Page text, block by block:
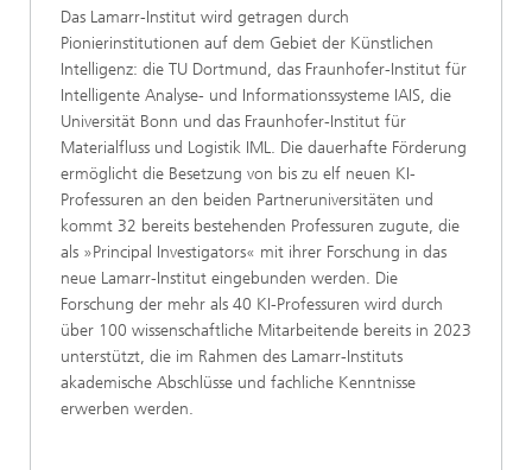
Das Lamarr-Institut wird getragen durch
Pionierinstitutionen auf dem Gebiet der Künstlichen
Intelligenz: die TU Dortmund, das Fraunhofer-Institut für
Intelligente Analyse- und Informationssysteme IAIS, die
Universität Bonn und das Fraunhofer-Institut für
Materialfluss und Logistik IML. Die dauerhafte Förderung
ermöglicht die Besetzung von bis zu elf neuen KI-
Professuren an den beiden Partneruniversitäten und
kommt 32 bereits bestehenden Professuren zugute, die
als »Principal Investigators« mit ihrer Forschung in das
neue Lamarr-Institut eingebunden werden. Die
Forschung der mehr als 40 KI-Professuren wird durch
über 100 wissenschaftliche Mitarbeitende bereits in 2023
unterstützt, die im Rahmen des Lamarr-Instituts
akademische Abschlüsse und fachliche Kenntnisse
erwerben werden.